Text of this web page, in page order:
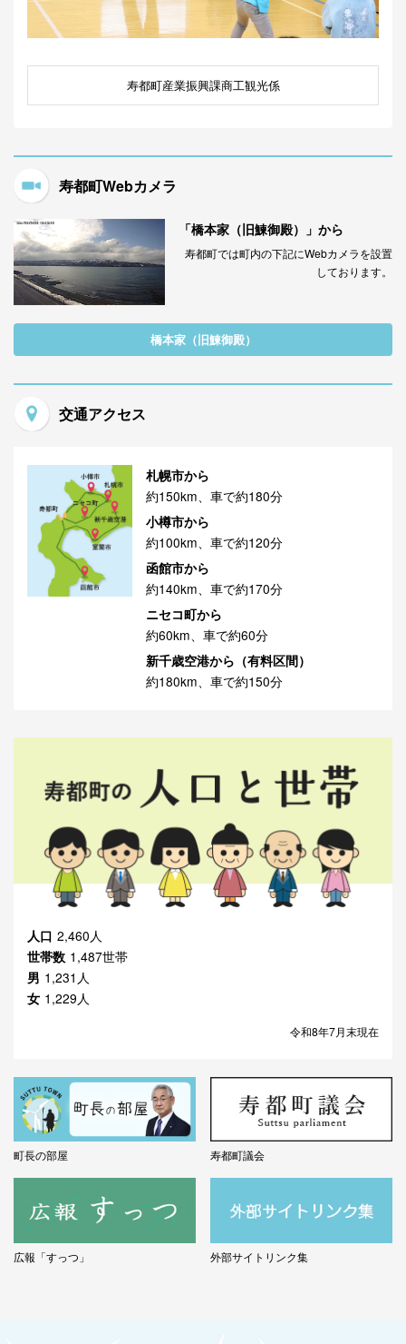
寿都町産業振興課商工観光係
寿都町Webカメラ
「橋本家（旧鰊御殿）」から
寿都町では町内の下記にWebカメラを設置
しております。
橋本家（旧鰊御殿）
交通アクセス
札幌市から
約150km、車で約180分
小樽市から
約100km、車で約120分
函館市から
約140km、車で約170分
ニセコ町から
約60km、車で約60分
新千歳空港から（有料区間）
約180km、車で約150分
人口 2,460人
世帯数 1,487世帯
男 1,231人
女 1,229人
令和8年7月末現在
町長の部屋 寿都町議会
広報「すっつ」 外部サイトリンク集